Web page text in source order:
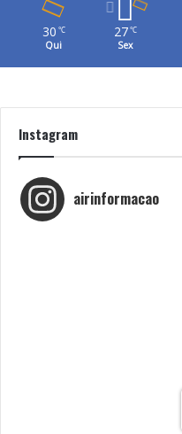
30 ℃
Qui
27 ℃
Sex
Instagram
airinformacao